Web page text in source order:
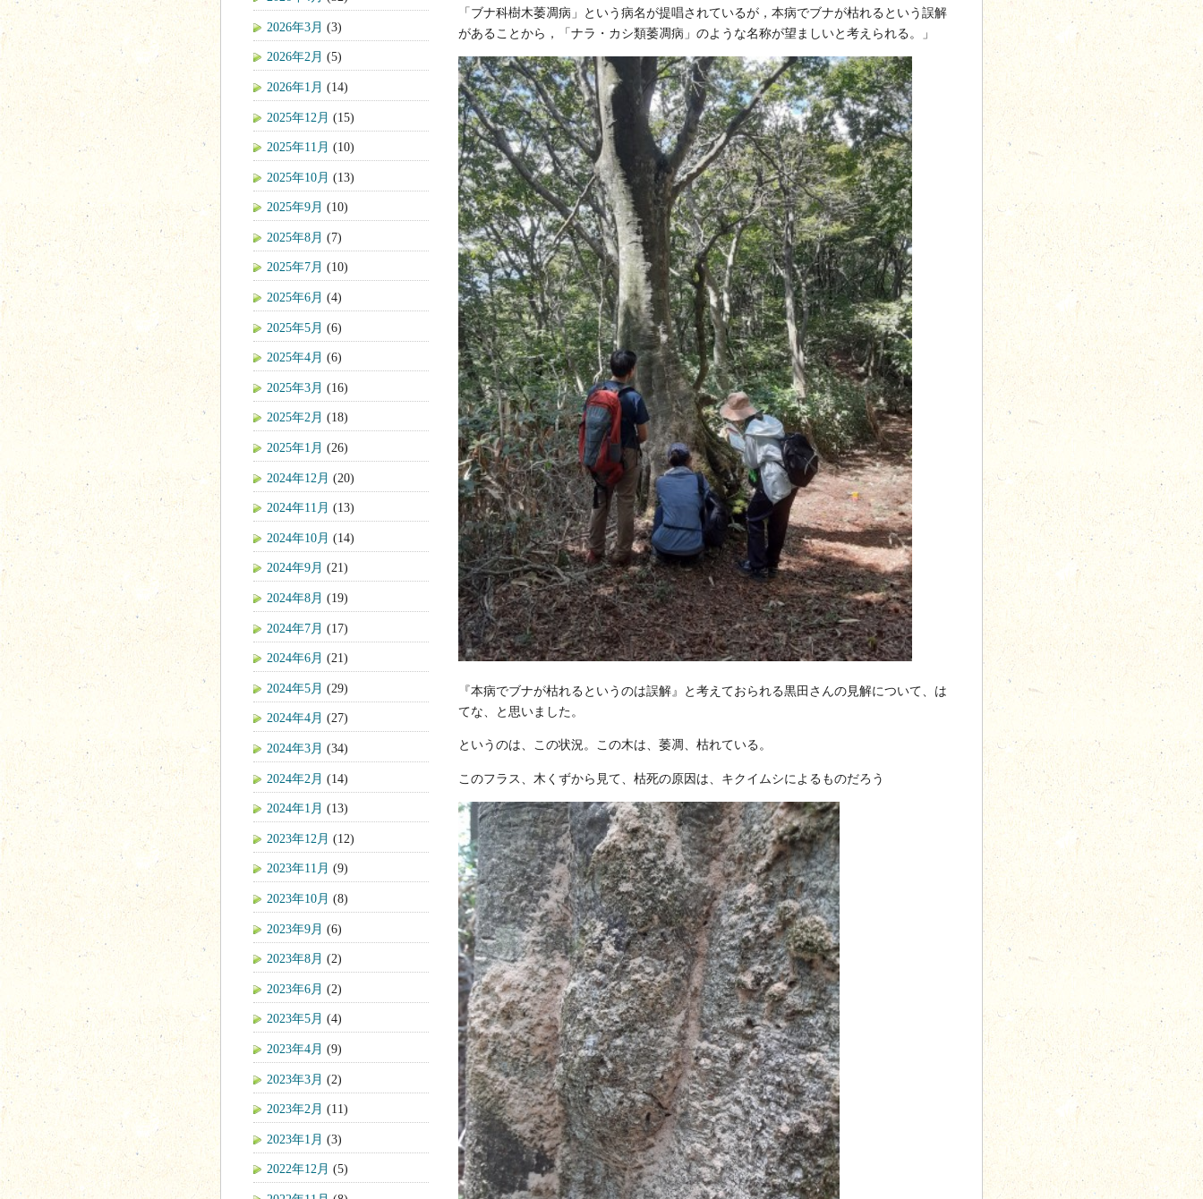
「ブナ科樹木萎凋病」という病名が提唱されているが，本病でブナが枯れるという誤解
があることから，「ナラ・カシ類萎凋病」のような名称が望ましいと考えられる。」
『本病でブナが枯れるというのは誤解』と考えておられる黒田さんの見解について、は
てな、と思いました。
というのは、この状況。この木は、萎凋、枯れている。
このフラス、木くずから見て、枯死の原因は、キクイムシによるものだろう
2026年3月 (3)
2026年2月 (5)
2026年1月 (14)
2025年12月 (15)
2025年11月 (10)
2025年10月 (13)
2025年9月 (10)
2025年8月 (7)
2025年7月 (10)
2025年6月 (4)
2025年5月 (6)
2025年4月 (6)
2025年3月 (16)
2025年2月 (18)
2025年1月 (26)
2024年12月 (20)
2024年11月 (13)
2024年10月 (14)
2024年9月 (21)
2024年8月 (19)
2024年7月 (17)
2024年6月 (21)
2024年5月 (29)
2024年4月 (27)
2024年3月 (34)
2024年2月 (14)
2024年1月 (13)
2023年12月 (12)
2023年11月 (9)
2023年10月 (8)
2023年9月 (6)
2023年8月 (2)
2023年6月 (2)
2023年5月 (4)
2023年4月 (9)
2023年3月 (2)
2023年2月 (11)
2023年1月 (3)
2022年12月 (5)